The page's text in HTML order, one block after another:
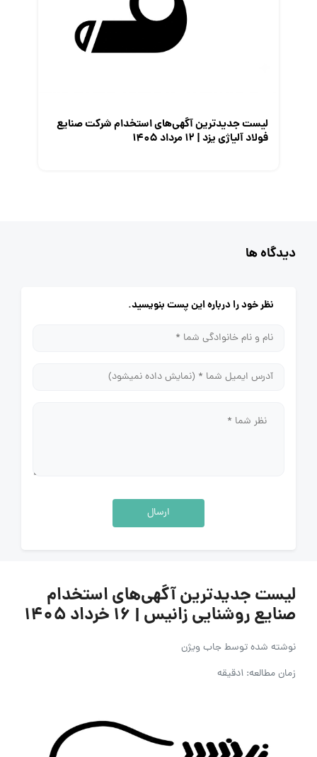
لیست جدیدترین آگهی‌های استخدام شرکت صنایع
فولاد آلیاژی یزد | ۱۲ مرداد ۱۴۰۵
دیدگاه ها
نظر خود را درباره این پست بنویسید.
ارسال
لیست جدیدترین آگهی‌های استخدام
صنایع روشنایی زانیس | ۱۶ خرداد ۱۴۰۵
نوشته شده توسطجاب ویژن
زمان مطالعه: 1دقیقه